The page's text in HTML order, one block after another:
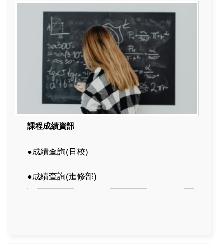
課程成績資訊
●成績查詢(日校)
●成績查詢(進修部)